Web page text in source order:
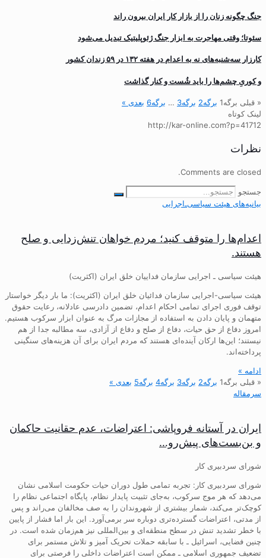
جنگ چگونه زنان را از بازار کار ایران بیرون راند
سئوتا؛ وقتی مهاجرت به ابزار جنگ ژئوپلیتیک تبدیل می‌شود
کارزار سه‌شنبه‌های نه به اعدام در هفته ۱۳۲ در ۵۹ زندان کشور
و کوریِ چشم‌ها را باید شُست و کنار گذاشت
« قبلی برگه1 برگه2 برگه3
… برگه6 بعدی »
لینک کوتاه
http://kar-online.com?p=41712
نظرات
Comments are closed.
جستجو
بیانیه‌های هیئت‌ سیاسی‌ـ‌اجرایی
اعدام‌ها را متوقف کنید؛ مردم خواهان تنش‌زدایی و صلح
هستند.
هیئت سیاسی ـ اجرایی سازمان فداییان خلق ایران (اکثریت)
هیئت سیاسی-اجرایی سازمان فدائیان خلق ایران (اکثریت): ما بار دیگر خواستار
توقف فوری اجرای تمامی احکام اعدام، تضمین دادرسی عادلانه، رعایت حقوق
متهمان و پایان دادن به استفاده از مجازات مرگ به عنوان ابزار سرکوب هستیم.
امروز دفاع از حق حیات، دفاع از صلح و دفاع از آزادی، سه مطالبه جدا از هم
نیستند؛ این‌ها ارکان آینده‌ای هستند که مردم ایران برای آن هزینه‌های سنگینی
پرداخته‌اند.
ادامه »
« قبلی برگه1 برگه2 برگه3 برگه4 برگه5 بعدی »
سرمقاله
ایران در آستانه فروپاشی: اعتراضات، عدم حقانیت حاکمان
و بن‌بست‌های پیش‌رو…
شورای سردبیری کار
شورای سردبیری کار: تجربه تمامی طول دوران حیات حکومت اسلامی نشان
می‌دهد که هر موج سرکوب، به‌جای تثبیت پایدار نظام، پایگاه اجتماعی نظام را
کوچک‌تر می‌کند، شمار بیشتری از شهروندان را به صف مخالفان می‌راند و پس
از مدتی، اعتراضات گسترده‌تری دوباره سر برمی‌آورد. این بار اما فشار از پایین
با خطر تشدید تنش در سطح منطقه‌ای و بین‌المللی نیز هم‌زمان شده است. در
چنین فضایی، اسرائیل ـ با سابقه حملات تحریک آمیز و تلاش مستمر برای
تضعیف جمهوری اسلامی ـ ممکن است اعتراضات داخلی را فرصتی برای